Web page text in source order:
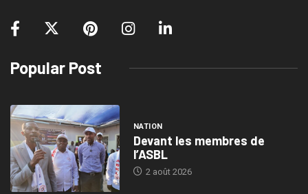
Popular Post
NATION
Devant les membres de
l’ASBL
2 août 2026